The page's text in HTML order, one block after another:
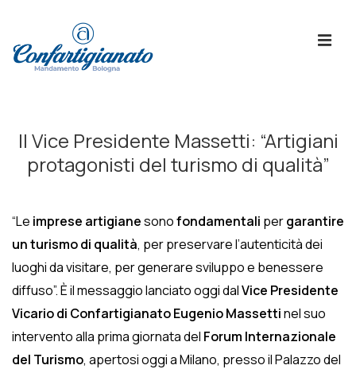
Principale
Il Vice Presidente Massetti: “Artigiani
protagonisti del turismo di qualità”
“Le imprese artigianesonofondamentali pergarantire
un turismo di qualità, per preservare l’autenticità dei
luoghi da visitare, per generare sviluppo e benessere
diffuso”. È il messaggio lanciato oggi dalVice Presidente
Vicario di Confartigianato Eugenio Massettinel suo
intervento alla prima giornata del Forum Internazionale
del Turismo, apertosi oggi a Milano, presso il Palazzo del